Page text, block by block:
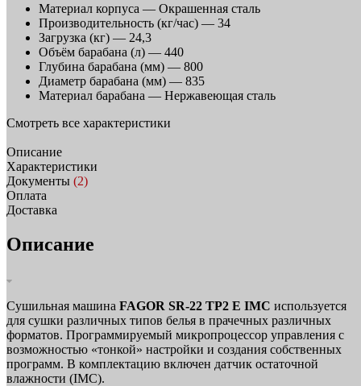
Материал корпуса — Окрашенная сталь
Производительность (кг/час) — 34
Загрузка (кг) — 24,3
Объём барабана (л) — 440
Глубина барабана (мм) — 800
Диаметр барабана (мм) — 835
Материал барабана — Нержавеющая сталь
Смотреть все характеристики
Описание
Характеристики
Документы (2)
Оплата
Доставка
Описание
Сушильная машина FAGOR SR-22 TP2 E IMC используется
для сушки различных типов белья в прачечных различных
форматов. Программируемый микропроцессор управления с
возможностью «тонкой» настройки и создания собственных
программ. В комплектацию включен датчик остаточной
влажности (IMC).